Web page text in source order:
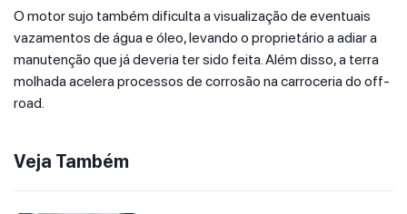
O motor sujo também dificulta a visualização de eventuais
vazamentos de água e óleo, levando o proprietário a adiar a
manutenção que já deveria ter sido feita. Além disso, a terra
molhada acelera processos de corrosão na carroceria do off-
road.
Veja Também